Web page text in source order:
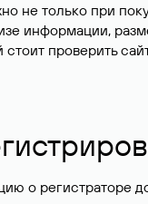
не только при
информации,
проверить
о регистраторе